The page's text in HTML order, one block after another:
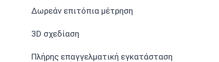
Δωρεάν επιτόπια μέτρηση
3D σχεδίαση
Πλήρης επαγγελματική εγκατάσταση